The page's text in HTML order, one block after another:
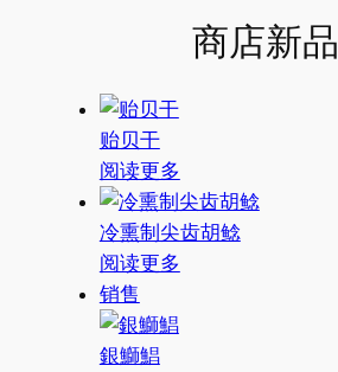
商店新品
贻贝干
阅读更多
‌冷熏制尖齿胡鲶
阅读更多
销售
销
产
銀鰤鯧